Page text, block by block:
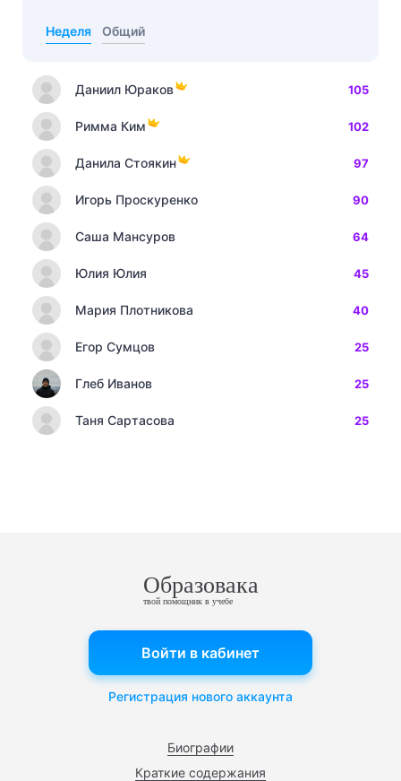
Неделя Общий
Даниил Юраков 105
Римма Ким 102
Данила Стоякин 97
Игорь Проскуренко 90
Саша Мансуров 64
Юлия Юлия 45
Мария Плотникова 40
Егор Сумцов 25
Глеб Иванов 25
Таня Сартасова 25
Образовака
твой помощник в учебе
Биографии
Краткие содержания
Войти в кабинет
Регистрация нового аккаунта